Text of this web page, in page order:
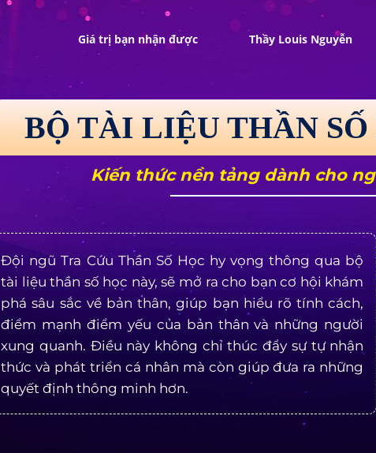
BỘ TÀI LIỆU THẦN SỐ
Kiến thức nền tảng dành cho
Giá trị bạn nhận được Thầy Louis Nguyễn
Đội ngũ Tra Cứu Thần Số Học hy vọng thông qua bộ
tài liệu thần số học này, sẽ mở ra cho bạn cơ hội khám
phá sâu sắc về bản thân, giúp bạn hiểu rõ tính cách,
điểm mạnh điểm yếu của bản thân và những người
xung quanh. Điều này không chỉ thúc đẩy sự tự nhận
thức và phát triển cá nhân mà còn giúp đưa ra những
quyết định thông minh hơn.